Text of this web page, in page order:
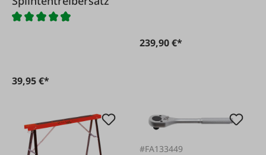
39,95 €*
239,90 €*
#FA133449